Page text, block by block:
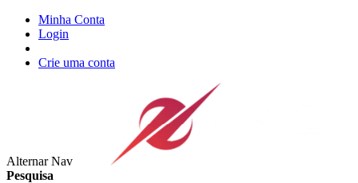
Minha Conta
Login
Crie uma conta
Alternar Nav
Pesquisa